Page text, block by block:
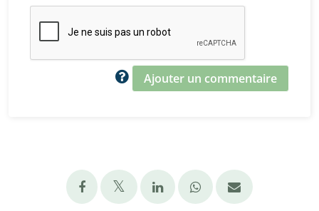
Ajouter un commentaire